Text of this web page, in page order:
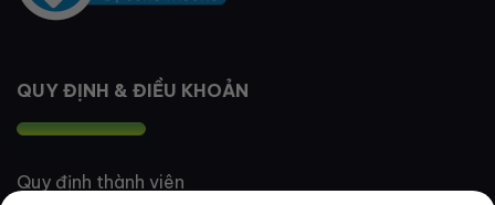
QUY ĐỊNH & ĐIỀU KHOẢN
Quy định thành viên